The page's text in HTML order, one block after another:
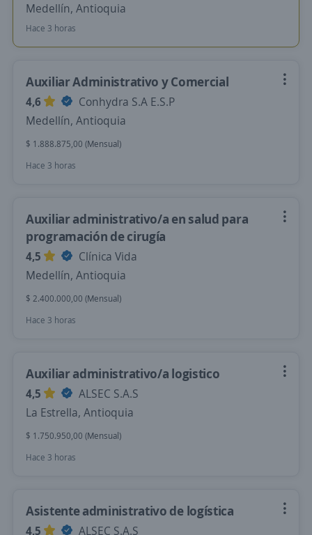
Medellín, Antioquia
Hace 3 horas
Auxiliar Administrativo y Comercial
4,6
Conhydra S.A E.S.P
Medellín, Antioquia
$ 1.888.875,00 (Mensual)
Hace 3 horas
Auxiliar administrativo/a en salud para
programación de cirugía
4,5
Clínica Vida
Medellín, Antioquia
$ 2.400.000,00 (Mensual)
Hace 3 horas
Auxiliar administrativo/a logistico
4,5
ALSEC S.A.S
La Estrella, Antioquia
$ 1.750.950,00 (Mensual)
Hace 3 horas
Asistente administrativo de logística
4,5 ALSEC S.A.S